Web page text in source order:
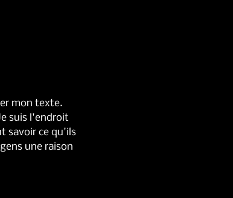
mon texte.
suis l'endroit
savoir ce qu'ils
une raison